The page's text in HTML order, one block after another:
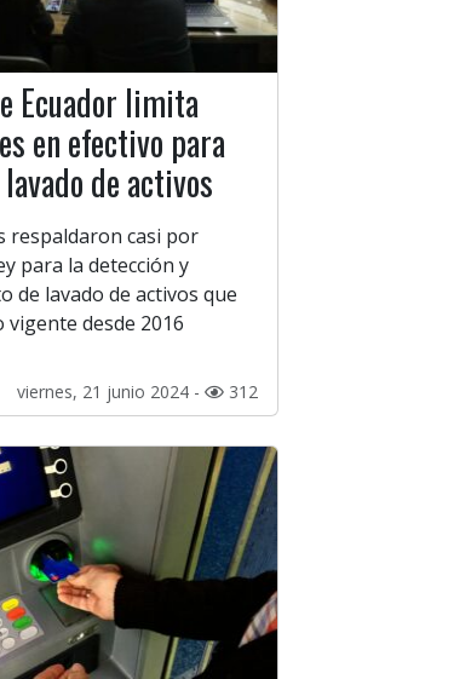
Ecuador limita
en efectivo para
de activos
respaldaron casi por
para la detección y
de lavado de activos que
desde 2016
viernes, 21 junio 2024 - 312